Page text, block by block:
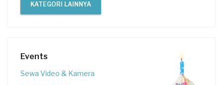
KATEGORI LAINNYA
Events
Sewa Video & Kamera